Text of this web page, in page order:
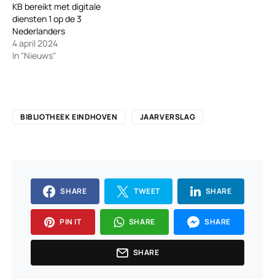
KB bereikt met digitale
diensten 1 op de 3
Nederlanders
4 april 2024
In "Nieuws"
BIBLIOTHEEK EINDHOVEN JAARVERSLAG
SHARE TWEET SHARE
PIN IT SHARE SHARE
SHARE